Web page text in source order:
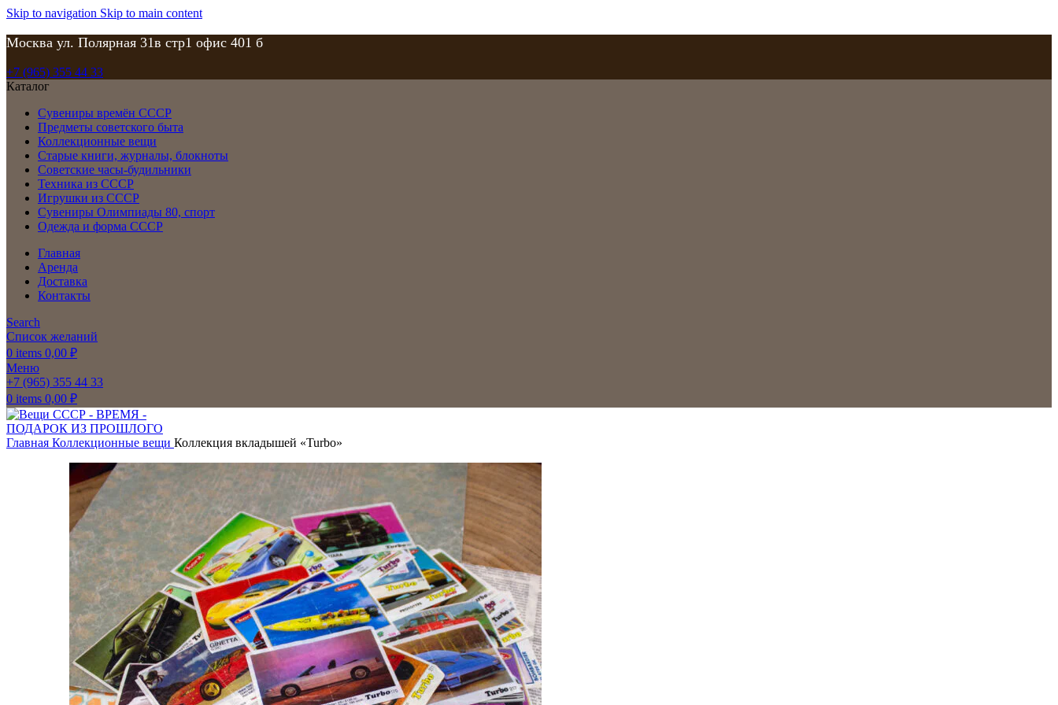
Skip to navigation Skip to main content
Москва ул. Полярная 31в стр1 офис 401 б
+7 (965) 355 44 33
Каталог
Сувениры времён СССР
Предметы советского быта
Коллекционные вещи
Старые книги, журналы, блокноты
Советские часы-будильники
Техника из СССР
Игрушки из СССР
Сувениры Олимпиады 80, спорт
Одежда и форма СССР
Главная
Аренда
Доставка
Контакты
Search
Список желаний
0 items 0,00 ₽
Меню
+7 (965) 355 44 33
0 items 0,00 ₽
Главная Коллекционные вещи Коллекция вкладышей «Turbo»